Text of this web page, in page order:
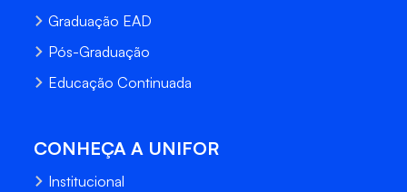
Graduação EAD
Pós-Graduação
Educação Continuada
CONHEÇA A UNIFOR
Institucional